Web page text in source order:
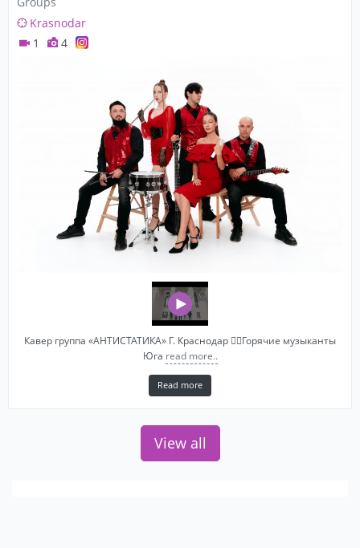
Krasnodar
1
4
Кавер группа «АНТИСТАТИКА» Г. Краснодар ❤️‍🔥Горячие музыканты
Юга read more..
Read more
View all